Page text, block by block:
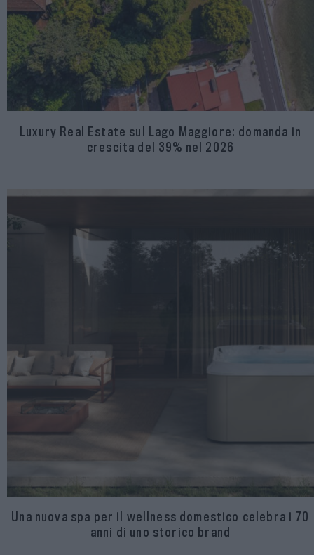
Luxury Real Estate sul Lago Maggiore: domanda in
crescita del 39% nel 2026
Una nuova spa per il wellness domestico celebra i 70
anni di uno storico brand